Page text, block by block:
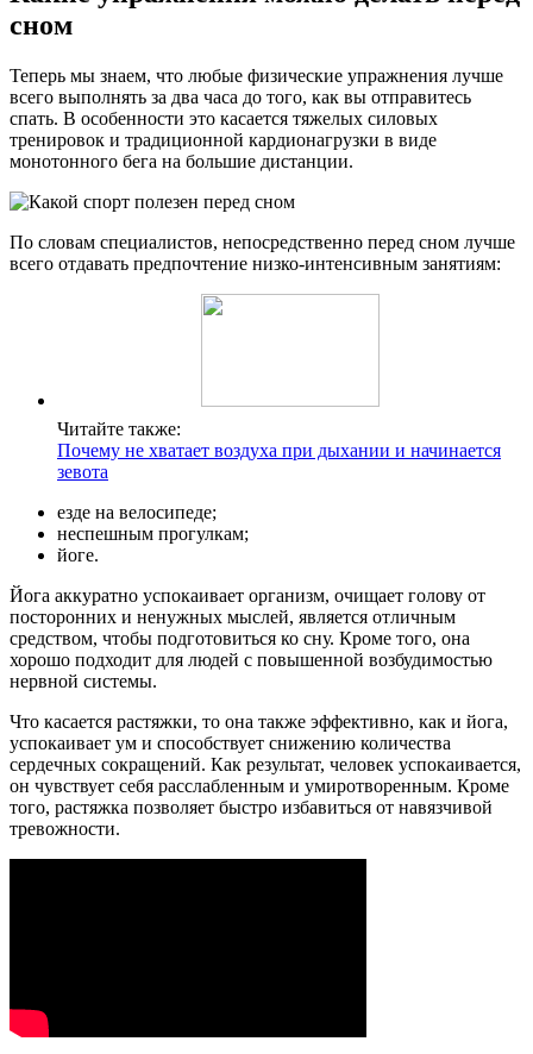
сном
Теперь мы знаем, что любые физические упражнения лучше
всего выполнять за два часа до того, как вы отправитесь
спать. В особенности это касается тяжелых силовых
тренировок и традиционной кардионагрузки в виде
монотонного бега на большие дистанции.
По словам специалистов, непосредственно перед сном лучше
всего отдавать предпочтение низко-интенсивным занятиям:
Читайте также:
Почему не хватает воздуха при дыхании и начинается
зевота
езде на велосипеде;
неспешным прогулкам;
йоге.
Йога аккуратно успокаивает организм, очищает голову от
посторонних и ненужных мыслей, является отличным
средством, чтобы подготовиться ко сну. Кроме того, она
хорошо подходит для людей с повышенной возбудимостью
нервной системы.
Что касается растяжки, то она также эффективно, как и йога,
успокаивает ум и способствует снижению количества
сердечных сокращений. Как результат, человек успокаивается,
он чувствует себя расслабленным и умиротворенным. Кроме
того, растяжка позволяет быстро избавиться от навязчивой
тревожности.